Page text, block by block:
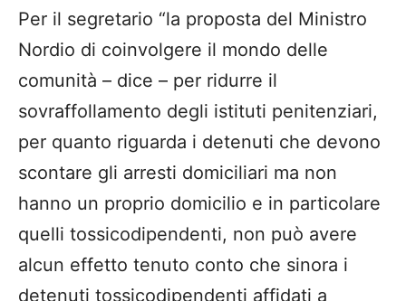
Per il segretario “la proposta del Ministro
Nordio di coinvolgere il mondo delle
comunità – dice – per ridurre il
sovraffollamento degli istituti penitenziari,
per quanto riguarda i detenuti che devono
scontare gli arresti domiciliari ma non
hanno un proprio domicilio e in particolare
quelli tossicodipendenti, non può avere
alcun effetto tenuto conto che sinora i
detenuti tossicodipendenti affidati a